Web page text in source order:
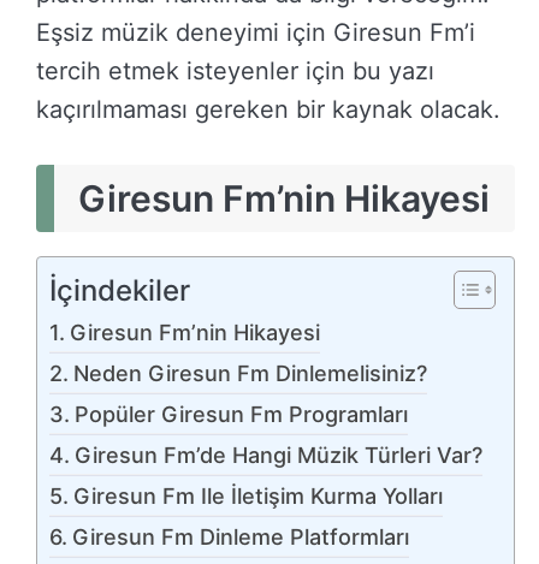
Eşsiz müzik deneyimi için Giresun Fm’i
tercih etmek isteyenler için bu yazı
kaçırılmaması gereken bir kaynak olacak.
Giresun Fm’nin Hikayesi
İçindekiler
Giresun Fm’nin Hikayesi
Neden Giresun Fm Dinlemelisiniz?
Popüler Giresun Fm Programları
Giresun Fm’de Hangi Müzik Türleri Var?
Giresun Fm Ile İletişim Kurma Yolları
Giresun Fm Dinleme Platformları